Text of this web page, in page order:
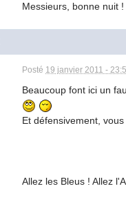
Messieurs, bonne nuit
Posté 19 janvier 2011 -
Beaucoup font ici un
Et défensivement,
Allez les Bleus ! Allez